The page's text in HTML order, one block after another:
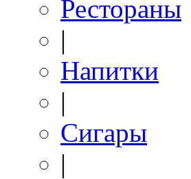
Рестораны
|
Напитки
|
Сигары
|